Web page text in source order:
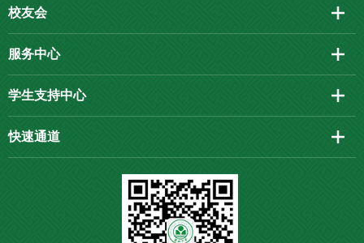
校友会
服务中心
学生支持中心
快速通道